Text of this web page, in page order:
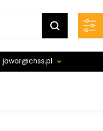
jawor@chss.pl